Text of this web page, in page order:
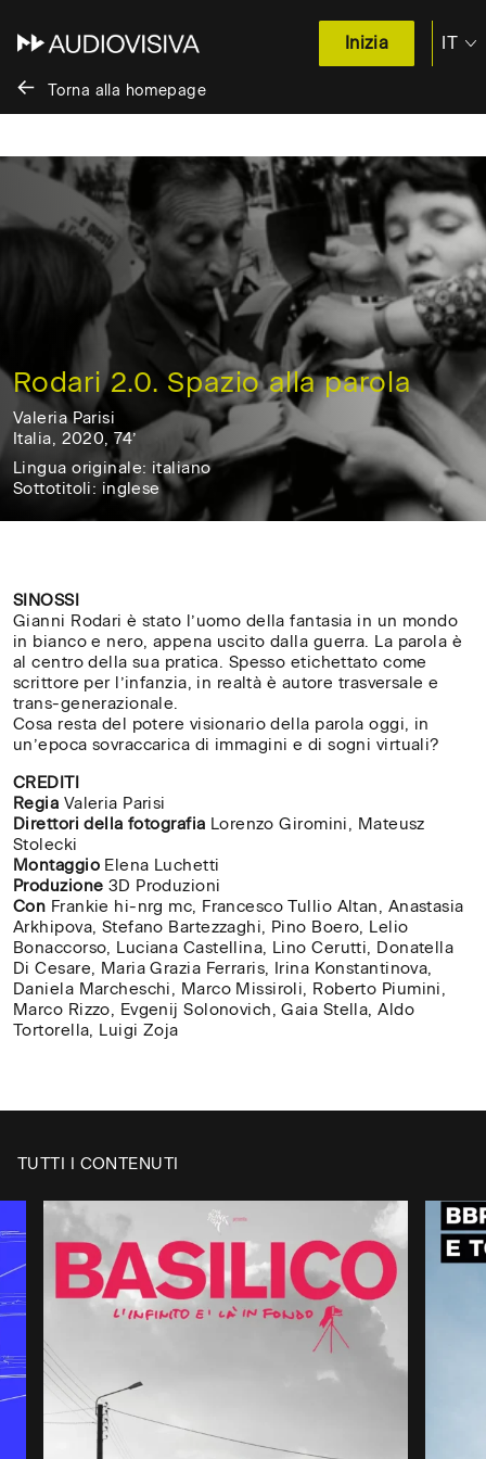
Salta
contenuto
/
Inizia IT
Torna alla homepage
Rodari 2.0. Spazio alla parola
Valeria Parisi
Italia, 2020, 74’
Italia,
2020,
74'
Lingua originale: italiano
Sottotitoli: inglese
SINOSSI
Gianni Rodari è stato l’uomo della fantasia in un mondo
in bianco e nero, appena uscito dalla guerra. La parola è
al centro della sua pratica. Spesso etichettato come
scrittore per l’infanzia, in realtà è autore trasversale e
trans-generazionale.
Cosa resta del potere visionario della parola oggi, in
un’epoca sovraccarica di immagini e di sogni virtuali?
CREDITI
Regia Valeria Parisi
Direttori della fotografia Lorenzo Giromini, Mateusz
Stolecki
Montaggio Elena Luchetti
Produzione 3D Produzioni
Con Frankie hi-nrg mc, Francesco Tullio Altan, Anastasia
Arkhipova, Stefano Bartezzaghi, Pino Boero, Lelio
Bonaccorso, Luciana Castellina, Lino Cerutti, Donatella
Di Cesare, Maria Grazia Ferraris, Irina Konstantinova,
Daniela Marcheschi, Marco Missiroli, Roberto Piumini,
Marco Rizzo, Evgenij Solonovich, Gaia Stella, Aldo
Tortorella, Luigi Zoja
TUTTI I CONTENUTI
Digita il nome della tua
università, accademia o
scuola superiore per verificare
se ha già attivato un
abbonamento